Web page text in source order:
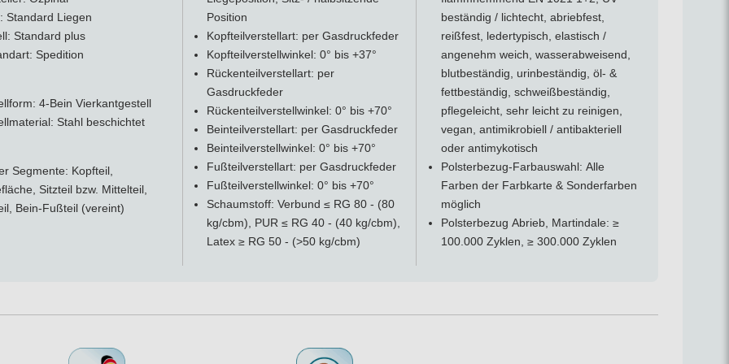
wirkenden Poly- oder Visko-Schaum mit »Memory foam«, sind zur Sicherheit die Polsterecken immer gerundet und
Nähte wird durch eine aufwendige Nähtechnik mit zwei- oder dreifacher Naht gewährleistet. Der medizinische Polsterbezug ist
Vielzahl von Farben erhältlich. Dabei ist auch die Kombination von Farben zu einem eigenem Muster oder die Bestickung mit
mit bis zu 3 mm Wandstärke (33% mehr Material als üblich), den gewindefreien Steckbolzen mit außerordentlicher
wartungsfreie Polymer-Gleitlager in der Fluidtechnik versprechen eine langlebige Funktion der Höhenverstellung. Zur
Nivellierfüßen ausgeglichen werden. Alle Gasfedern und Laufrollen sind aus Deutschland.
einer umfangreichen Risikobeurteilung nach DIN ISO 14971 unterzogen sind somit und hergestellt nach MDR / MPGD
Ein akustisches Signal unterschützt die verschiedenen Modi
Standard Liegen
Standard plus
Spedition
4-Bein Vierkantgestell
Stahl beschichtet
Segmente: Kopfteil,
Sitzteil bzw. Mittelteil,
Bein-Fußteil (vereint)
Position
Kopfteilverstellart: per Gasdruckfeder
Kopfteilverstellwinkel: 0° bis +37°
Rückenteilverstellart: per
Gasdruckfeder
Rückenteilverstellwinkel: 0° bis +70°
Beinteilverstellart: per Gasdruckfeder
Beinteilverstellwinkel: 0° bis +70°
Fußteilverstellart: per Gasdruckfeder
Fußteilverstellwinkel: 0° bis +70°
Schaumstoff: Verbund ≤ RG 80 - (80
kg/cbm), PUR ≤ RG 40 - (40 kg/cbm),
Latex ≥ RG 50 - (>50 kg/cbm)
beständig / lichtecht, abriebfest,
reißfest, ledertypisch, elastisch /
angenehm weich, wasserabweisend,
blutbeständig, urinbeständig, öl- &
fettbeständig, schweißbeständig,
pflegeleicht, sehr leicht zu reinigen,
vegan, antimikrobiell / antibakteriell
oder antimykotisch
Polsterbezug-Farbauswahl: Alle
Farben der Farbkarte & Sonderfarben
möglich
Polsterbezug Abrieb, Martindale: ≥
100.000 Zyklen, ≥ 300.000 Zyklen